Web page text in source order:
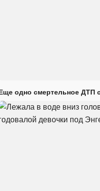
одно смертельное ДТП